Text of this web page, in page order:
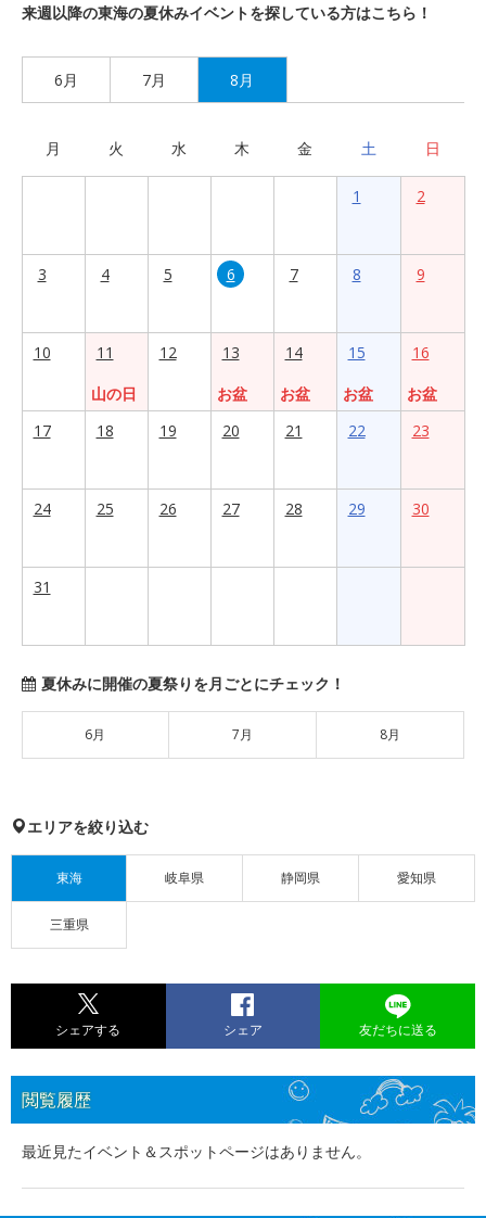
来週以降の東海の夏休みイベントを探している方はこちら！
6月 7月 8月
月 火 水 木 金 土 日
1 2
3 4 5 6 7 8 9
10
11
山の日
12
13
お盆
14
お盆
15
お盆
16
お盆
17
18 19 20 21 22 23
24 25 26 27 28 29 30
31
夏休みに開催の夏祭りを月ごとにチェック！
6月 7月 8月
エリアを絞り込む
東海 岐阜県 静岡県 愛知県
三重県
シェアする シェア 友だちに送る
閲覧履歴
最近見たイベント＆スポットページはありません。